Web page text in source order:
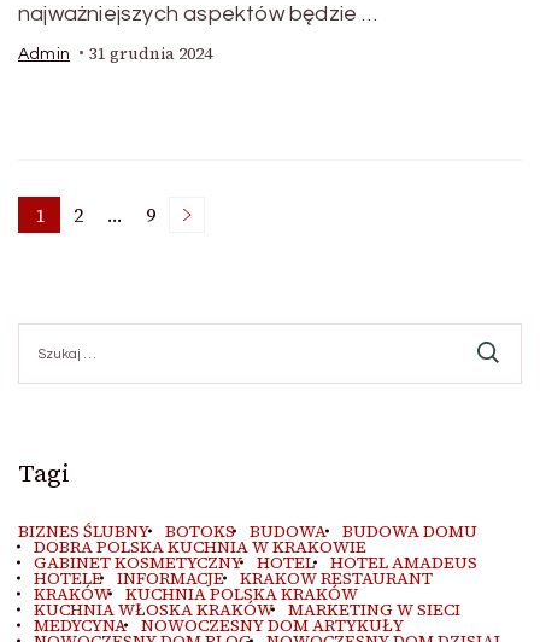
najważniejszych aspektów będzie …
Admin 31 grudnia 2024
Stronicowanie
wpisów
Strona
1 Strona
2 … Strona
9
Tagi
BIZNES ŚLUBNY BOTOKS BUDOWA BUDOWA DOMU
DOBRA POLSKA KUCHNIA W KRAKOWIE
GABINET KOSMETYCZNY HOTEL HOTEL AMADEUS
HOTELE INFORMACJE KRAKOW RESTAURANT
KRAKÓW KUCHNIA POLSKA KRAKÓW
KUCHNIA WŁOSKA KRAKÓW MARKETING W SIECI
MEDYCYNA NOWOCZESNY DOM ARTYKUŁY